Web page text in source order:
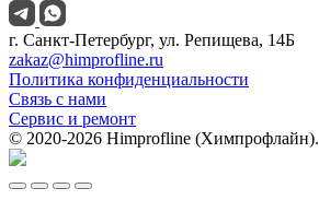
г. Санкт-Петербург, ул. Репищева, 14Б
zakaz@himprofline.ru
Политика конфиденциальности
Связь с нами
Сервис и ремонт
© 2020-2026 Himprofline (Химпрофлайн).